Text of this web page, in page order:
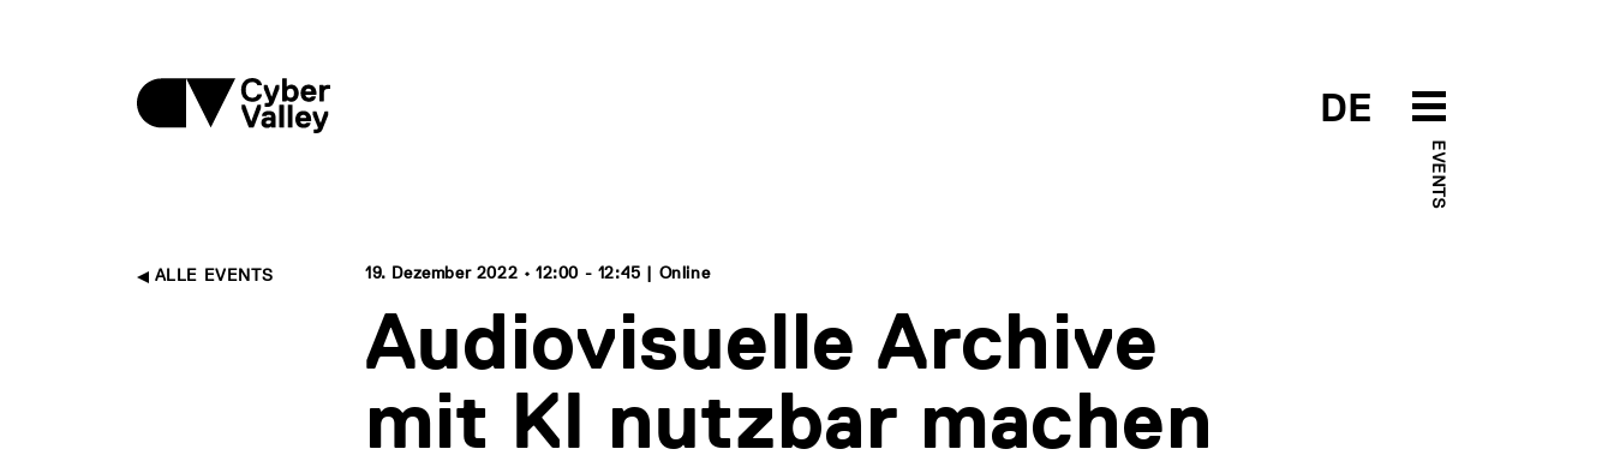
DE
EVENTS
ALLE EVENTS 19. Dezember 2022 • 12:00 - 12:45 | Online
Audiovisuelle Archive
mit KI nutzbar machen